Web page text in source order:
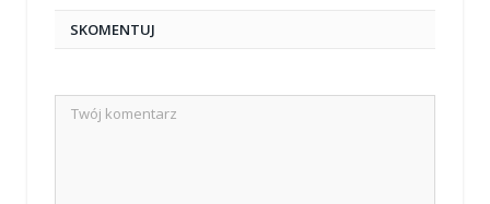
SKOMENTUJ